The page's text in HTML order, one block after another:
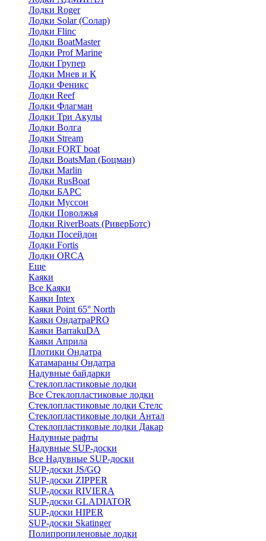
Лодки Roger
Лодки Solar (Солар)
Лодки Flinc
Лодки BoatMaster
Лодки Prof Marine
Лодки Групер
Лодки Мнев и К
Лодки Феникс
Лодки Reef
Лодки Флагман
Лодки Три Акулы
Лодки Волга
Лодки Stream
Лодки FORT boat
Лодки BoatsMan (Боцман)
Лодки Marlin
Лодки RusBoat
Лодки БАРС
Лодки Муссон
Лодки Поволжья
Лодки RiverBoats (РиверБотс)
Лодки Посейдон
Лодки Fortis
Лодки ORCA
Еще
Каяки
Все Каяки
Каяки Intex
Каяки Point 65° North
Каяки ОндатраPRO
Каяки BarrakuDA
Каяки Априла
Плотики Ондатра
Катамараны Ондатра
Надувные байдарки
Стеклопластиковые лодки
Все Стеклопластиковые лодки
Стеклопластиковые лодки Стелс
Стеклопластиковые лодки Антал
Стеклопластиковые лодки Дакар
Надувные рафты
Надувные SUP-доски
Все Надувные SUP-доски
SUP-доски JS/GQ
SUP-доски ZIPPER
SUP-доски RIVIERA
SUP-доски GLADIATOR
SUP-доски HIPER
SUP-доски Skatinger
Полипропиленовые лодки